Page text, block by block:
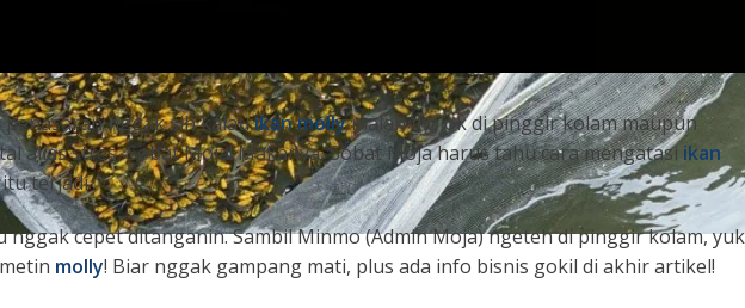
penasaran nggak sih kalauikan mollymalah mojok di pinggir kolam maupun
alias stres, Sobat Moja! Makanya, Sobat Moja harus tahu cara mengatasi ikan
terjadi.
nggak cepet ditanganin. Sambil Minmo (Admin Moja) ngeteh di pinggir kolam, yuk
molly! Biar nggak gampang mati, plus ada info bisnis gokil di akhir artikel!